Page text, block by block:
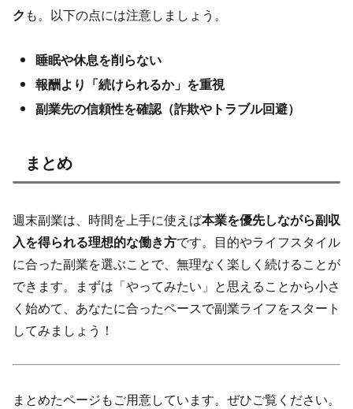
ク も。以下の点には注意しましょう。
睡眠や休息を削らない
報酬より「続けられるか」を重視
副業先の信頼性を確認（詐欺やトラブル回避）
まとめ
週末副業は、時間を上手に使えば本業を優先しながら副収
入を得られる理想的な働き方です。目的やライフスタイル
に合った副業を選ぶことで、無理なく楽しく続けることが
できます。まずは「やってみたい」と思えることから小さ
く始めて、あなたに合ったペースで副業ライフをスタート
してみましょう！
まとめたページもご用意しています。ぜひご覧ください。